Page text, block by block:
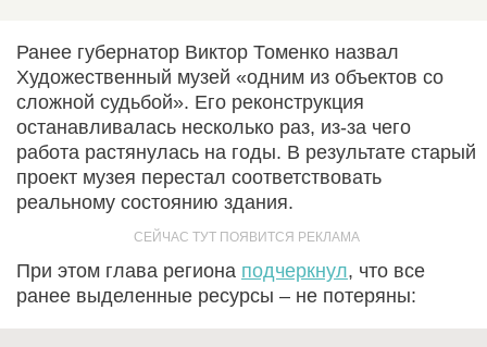
Ранее губернатор Виктор Томенко назвал
Художественный музей «одним из объектов со
сложной судьбой». Его реконструкция
останавливалась несколько раз, из-за чего
работа растянулась на годы. В результате старый
проект музея перестал соответствовать
реальному состоянию здания.
При этом глава региона подчеркнул, что все
ранее выделенные ресурсы – не потеряны: